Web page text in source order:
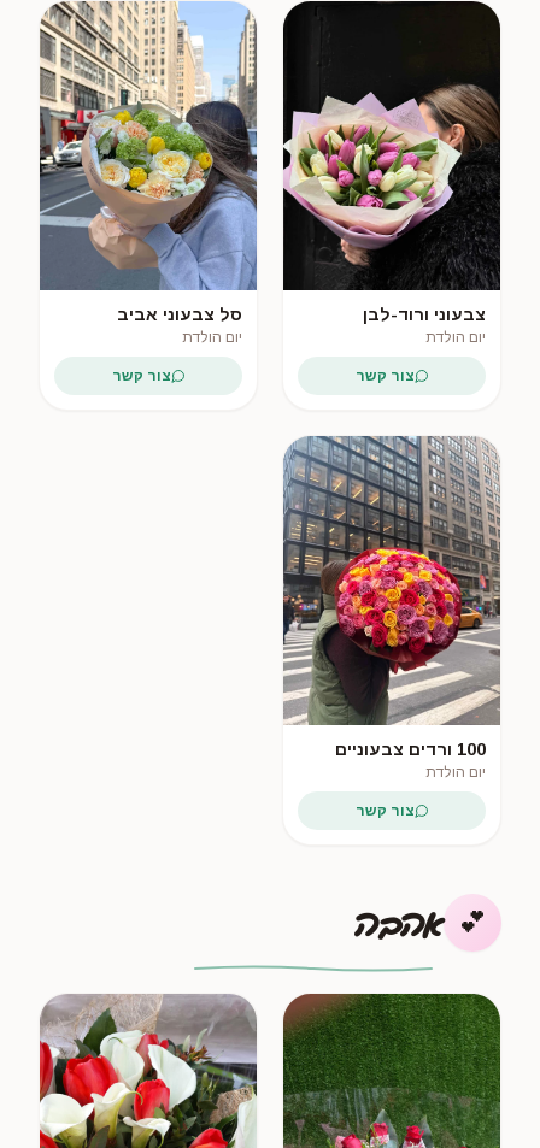
צבעוני ורוד-לבן
יום הולדת
צור קשר
סל צבעוני אביב
יום הולדת
צור קשר
100 ורדים צבעוניים
יום הולדת
צור קשר
💕 אהבה
❤️ הכי נמכר 🔥 חדש